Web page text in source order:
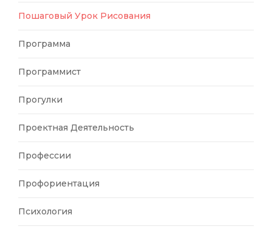
Пошаговый Урок Рисования
Программа
Программист
Прогулки
Проектная Деятельность
Профессии
Профориентация
Психология